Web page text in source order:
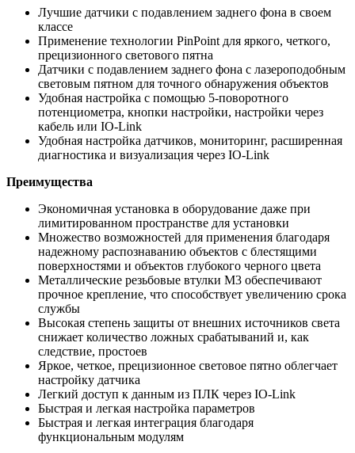
Лучшие датчики с подавлением заднего фона в своем
классе
Применение технологии PinPoint для яркого, четкого,
прецизионного светового пятна
Датчики с подавлением заднего фона c лазероподобным
световым пятном для точного обнаружения объектов
Удобная настройка с помощью 5-поворотного
потенциометра, кнопки настройки, настройки через
кабель или IO-Link
Удобная настройка датчиков, мониторинг, расширенная
диагностика и визуализация через IO-Link
Преимущества
Экономичная установка в оборудование даже при
лимитированном пространстве для установки
Множество возможностей для применения благодаря
надежному распознаванию объектов с блестящими
поверхностями и объектов глубокого черного цвета
Металлические резьбовые втулки M3 обеспечивают
прочное крепление, что способствует увеличению срока
службы
Высокая степень защиты от внешних источников света
снижает количество ложных срабатываний и, как
следствие, простоев
Яркое, четкое, прецизионное световое пятно облегчает
настройку датчика
Легкий доступ к данным из ПЛК через IO-Link
Быстрая и легкая настройка параметров
Быстрая и легкая интеграция благодаря
функциональным модулям